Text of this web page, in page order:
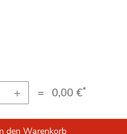
= 0,00 €*
den Warenkorb